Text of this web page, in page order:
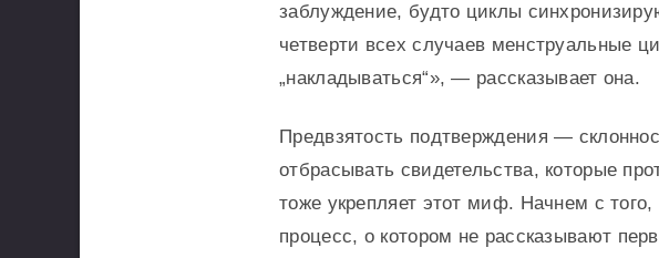
заблуждение, будто циклы
четверти всех случаев менструальные
„накладываться“», — рассказывает она.
Предвзятость подтверждения —
отбрасывать свидетельства, которые
тоже укрепляет этот миф. Начнем с
процесс, о котором не рассказывают